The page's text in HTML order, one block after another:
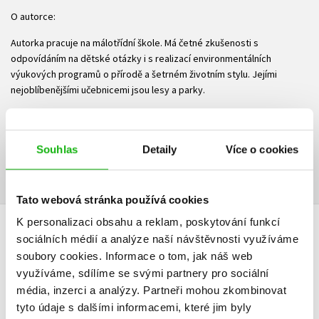
Souhlas Detaily Více o cookies
Tato webová stránka používá cookies
K personalizaci obsahu a reklam, poskytování funkcí
sociálních médií a analýze naší návštěvnosti využíváme
soubory cookies. Informace o tom, jak náš web
využíváme, sdílíme se svými partnery pro sociální
média, inzerci a analýzy. Partneři mohou zkombinovat
tyto údaje s dalšími informacemi, které jim byly
O autorce:
Autorka pracuje na málotřídní škole. Má četné zkušenosti s
odpovídáním na dětské otázky i s realizací environmentálních
výukových programů o přírodě a šetrném životním stylu. Jejími
nejoblíbenějšími učebnicemi jsou lesy a parky.
Ukázka.pdf
DALŠÍ TITULY Z ŘADY "PŘÍBĚHY O SVĚTĚ KOLEM NÁS"